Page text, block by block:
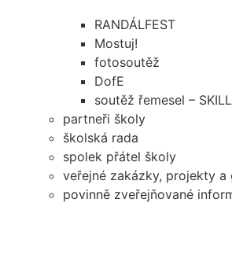
RANDÁLFEST
Mostuj!
fotosoutěž
DofE
soutěž řemesel – SKILL
partneři školy
školská rada
spolek přátel školy
veřejné zakázky, projekty a
povinně zveřejňované